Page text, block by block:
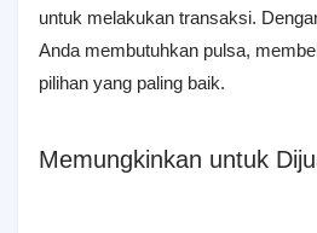
untuk melakukan transaksi.
Anda membutuhkan pulsa,
pilihan yang paling baik.
Memungkinkan untuk